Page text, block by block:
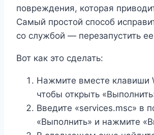
повреждения, которая
Самый простой способ
со службой — перезапустить
Вот как это сделать:
Нажмите вместе клавиши
чтобы открыть
Введите «services.msc» в
«Выполнить» и нажмите